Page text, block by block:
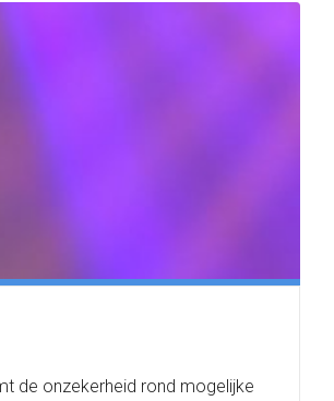
de onzekerheid rond mogelijke